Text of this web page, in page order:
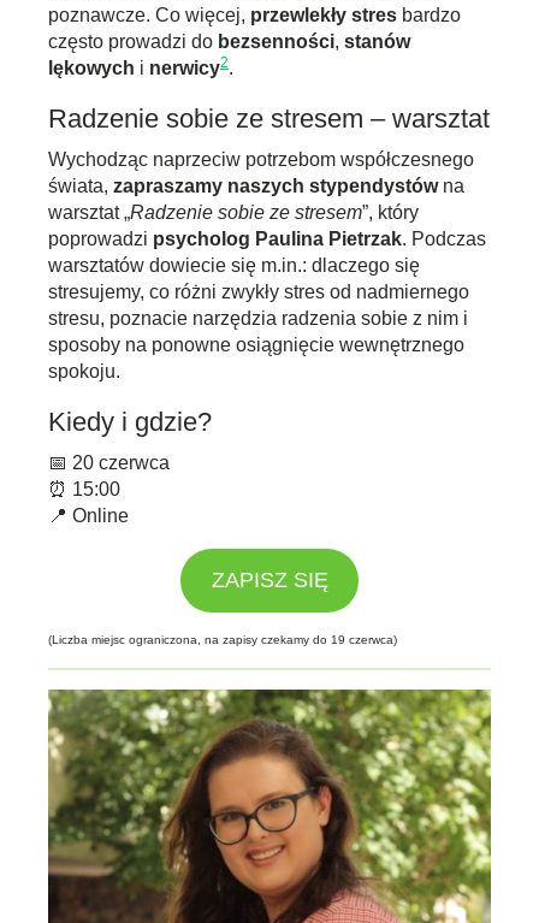
poznawcze. Co więcej, przewlekły stres bardzo
często prowadzi do bezsenności, stanów
lękowych i nerwicy2.
Radzenie sobie ze stresem – warsztat
Wychodząc naprzeciw potrzebom współczesnego
świata, zapraszamy naszych stypendystówna
warsztat „Radzenie sobie ze stresem”, który
poprowadzi psycholog Paulina Pietrzak. Podczas
warsztatów dowiecie się m.in.: dlaczego się
stresujemy, co różni zwykły stres od nadmiernego
stresu, poznacie narzędzia radzenia sobie z nim i
sposoby na ponowne osiągnięcie wewnętrznego
spokoju.
Kiedy i gdzie?
📅 20 czerwca
⏰ 15:00
📍 Online
ZAPISZ SIĘ
(Liczba miejsc ograniczona, na zapisy czekamy do 19 czerwca)